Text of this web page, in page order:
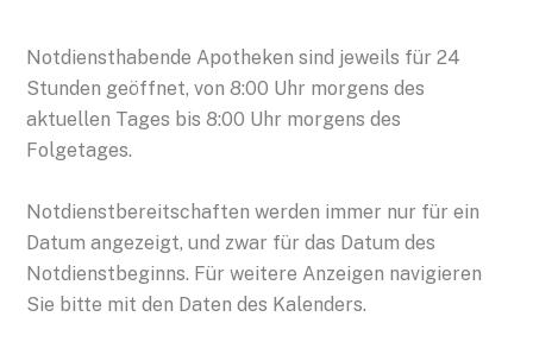
Notdiensthabende Apotheken sind jeweils für 24
Stunden geöffnet, von 8:00 Uhr morgens des
aktuellen Tages bis 8:00 Uhr morgens des
Folgetages.
Notdienstbereitschaften werden immer nur für ein
Datum angezeigt, und zwar für das Datum des
Notdienstbeginns. Für weitere Anzeigen navigieren
Sie bitte mit den Daten des Kalenders.